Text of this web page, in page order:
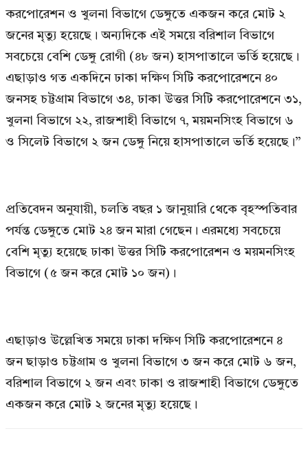
করপোরেশন ও খুলনা বিভাগে ডেঙ্গুতে একজন করে মোট ২
জনের মৃত্যু হয়েছে। অন্যদিকে এই সময়ে বরিশাল বিভাগে
সবচেয়ে বেশি ডেঙ্গু রোগী (৪৮ জন) হাসপাতালে ভর্তি হয়েছে।
এছাড়াও গত একদিনে ঢাকা দক্ষিণ সিটি করপোরেশনে ৪০
জনসহ চট্টগ্রাম বিভাগে ৩৪, ঢাকা উত্তর সিটি করপোরেশনে ৩১,
খুলনা বিভাগে ২২, রাজশাহী বিভাগে ৭, ময়মনসিংহ বিভাগে ৬
ও সিলেট বিভাগে ২ জন ডেঙ্গু নিয়ে হাসপাতালে ভর্তি হয়েছে।”
প্রতিবেদন অনুযায়ী, চলতি বছর ১ জানুয়ারি থেকে বৃহস্পতিবার
পর্যন্ত ডেঙ্গুতে মোট ২৪ জন মারা গেছেন। এরমধ্যে সবচেয়ে
বেশি মৃত্যু হয়েছে ঢাকা উত্তর সিটি করপোরেশন ও ময়মনসিংহ
বিভাগে (৫ জন করে মোট ১০ জন)।
এছাড়াও উল্লেখিত সময়ে ঢাকা দক্ষিণ সিটি করপোরেশনে ৪
জন ছাড়াও চট্টগ্রাম ও খুলনা বিভাগে ৩ জন করে মোট ৬ জন,
বরিশাল বিভাগে ২ জন এবং ঢাকা ও রাজশাহী বিভাগে ডেঙ্গুতে
একজন করে মোট ২ জনের মৃত্যু হয়েছে।